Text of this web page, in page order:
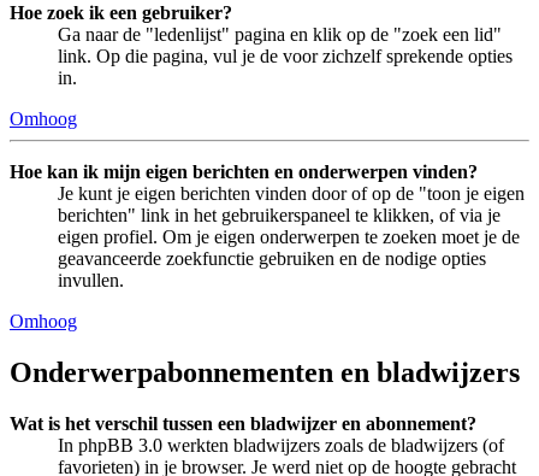
Hoe zoek ik een gebruiker?
Ga naar de "ledenlijst" pagina en klik op de "zoek een lid"
link. Op die pagina, vul je de voor zichzelf sprekende opties
in.
Omhoog
Hoe kan ik mijn eigen berichten en onderwerpen vinden?
Je kunt je eigen berichten vinden door of op de "toon je eigen
berichten" link in het gebruikerspaneel te klikken, of via je
eigen profiel. Om je eigen onderwerpen te zoeken moet je de
geavanceerde zoekfunctie gebruiken en de nodige opties
invullen.
Omhoog
Onderwerpabonnementen en bladwijzers
Wat is het verschil tussen een bladwijzer en abonnement?
In phpBB 3.0 werkten bladwijzers zoals de bladwijzers (of
favorieten) in je browser. Je werd niet op de hoogte gebracht